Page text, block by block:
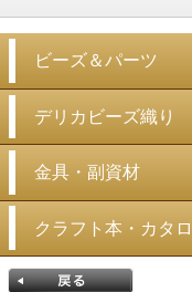
ビーズ＆パーツ
デリカビーズ織り
金具・副資材
クラフト本・カタ